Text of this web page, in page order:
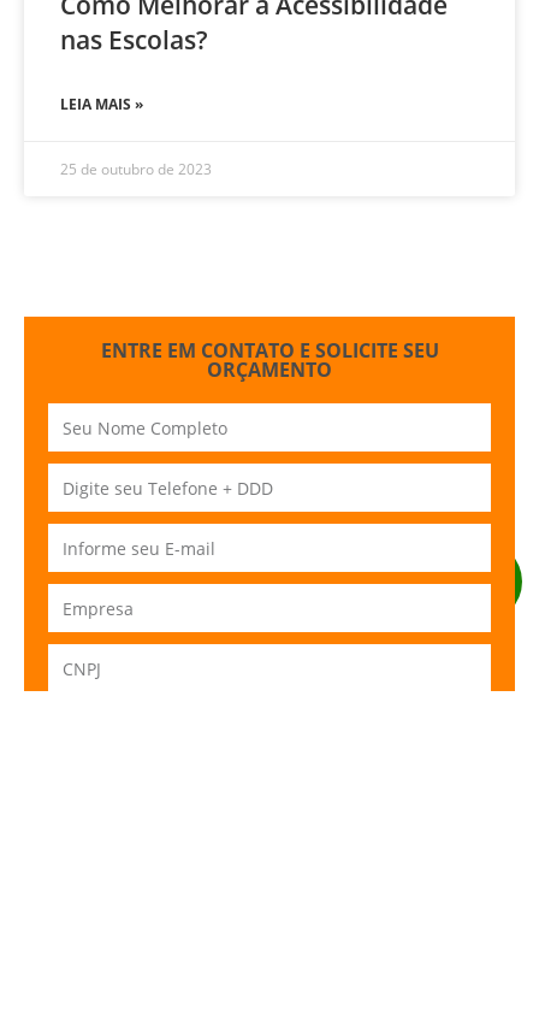
nas Escolas?
LEIA MAIS »
25 de outubro de 2023
ENTRE EM CONTATO E SOLICITE SEU
ORÇAMENTO